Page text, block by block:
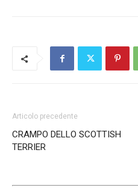
Articolo precedente
CRAMPO DELLO SCOTTISH
TERRIER